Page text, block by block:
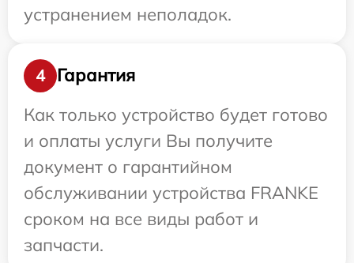
устранением неполадок.
4
Гарантия
Как только устройство будет готово
и оплаты услуги Вы получите
документ о гарантийном
обслуживании устройства FRANKE
сроком на все виды работ и
запчасти.